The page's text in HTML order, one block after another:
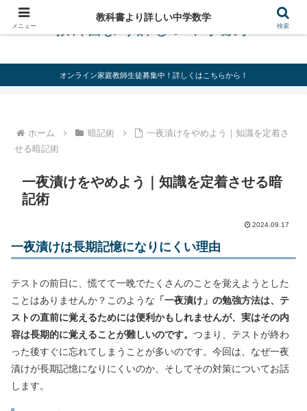
教科書より詳しい中学数学
オンライン家庭教師生徒募集中！詳しくはこちらから！
ホーム 暗記術
一夜漬けをやめよう｜知識を定着さ
せる暗記術
一夜漬けをやめよう｜知識を定着させる暗
記術
2024.09.17
一夜漬けは長期記憶になりにくい理由
テストの前日に、慌てて一晩でたくさんのことを覚えようとした
ことはありませんか？このような 「一夜漬け」の勉強方法は、テ
ストの直前に覚えるためには便利かもしれませんが、実はその内
容は長期的に覚えることが難しいのです。 つまり、テストが終わ
った後すぐに忘れてしまうことが多いのです。今回は、なぜ一夜
漬けが長期記憶になりにくいのか、そしてその対策についてお話
します。
メニュー
教科書より詳しい中学数学
検索